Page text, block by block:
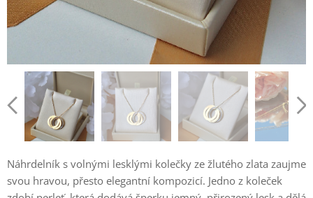
Náhrdelník s volnými lesklými kolečky ze žlutého zlata zaujme
svou hravou, přesto elegantní kompozicí. Jedno z koleček